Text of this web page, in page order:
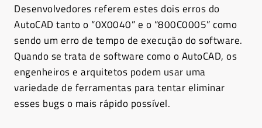
Desenvolvedores referem estes dois erros do
AutoCAD tanto o “0X0040” e o “800C0005” como
sendo um erro de tempo de execução do software.
Quando se trata de software como o AutoCAD, os
engenheiros e arquitetos podem usar uma
variedade de ferramentas para tentar eliminar
esses bugs o mais rápido possível.